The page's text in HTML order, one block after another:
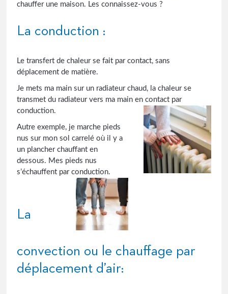
chauffer une maison. Les connaissez-vous ?
La conduction :
Le transfert de chaleur se fait par contact, sans
déplacement de matière.
Je mets ma main sur un radiateur chaud, la chaleur se
transmet du radiateur vers ma main en contact par
conduction.
Autre exemple, je marche pieds
nus sur mon sol carrelé où il y a
un plancher chauffant en
dessous. Mes pieds nus
s’échauffent par conduction.
La
convection ou le chauffage par
déplacement d’air: